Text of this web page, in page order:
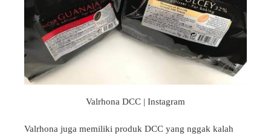
Valrhona DCC | Instagram
Valrhona juga memiliki produk DCC yang nggak kalah